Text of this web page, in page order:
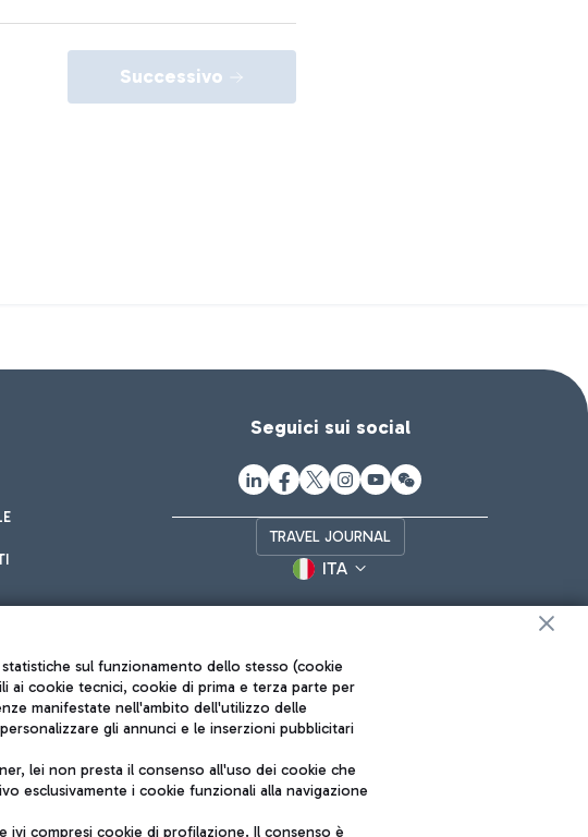
Successivo
Seguici sui social
TRAVEL JOURNAL
ITA
Roma FCO
L'aeroporto stellato
sul funzionamento dello stesso (cookie
ai cookie tecnici, cookie di prima e terza parte per
manifestate nell'ambito dell'utilizzo delle
gli annunci e le inserzioni pubblicitari
lei non presta il consenso all'uso dei cookie che
esclusivamente i cookie funzionali alla navigazione
ivi compresi cookie di profilazione. Il consenso è